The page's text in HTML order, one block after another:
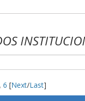
, 6 [Next/Last]